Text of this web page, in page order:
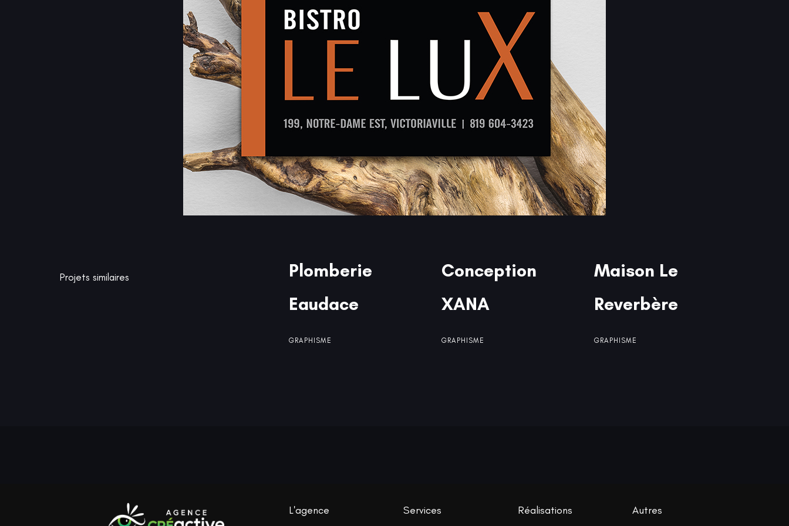
Projets similaires
Plomberie
Eaudace
Plomberie
Eaudace
GRAPHISME
Conception
XANA
Conception
XANA
GRAPHISME
Maison Le
Reverbère
Maison Le
Reverbère
GRAPHISME
L'agence Services Réalisations Autres